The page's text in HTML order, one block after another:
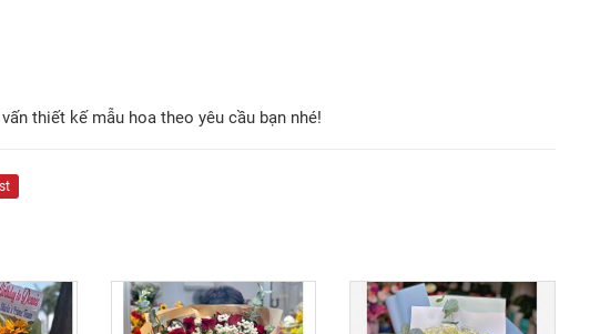
thiết kế mẫu hoa theo yêu cầu bạn nhé!